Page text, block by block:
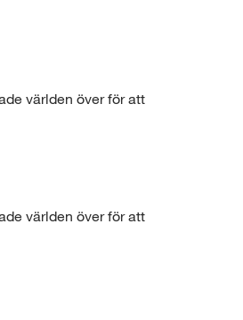
världen över för att
världen över för att